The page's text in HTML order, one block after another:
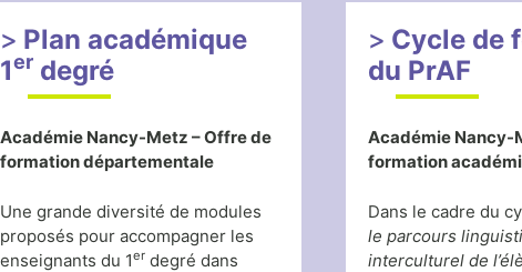
Plan académique
1er degré
Académie Nancy-Metz –Offre de
formation départementale
Une grande diversité de modules
proposés pour accompagner les
enseignants du 1er degré dans
Cycle de
du PrAF
Académie Nancy-
formation
Dans le cadre du
le parcours
interculturel de